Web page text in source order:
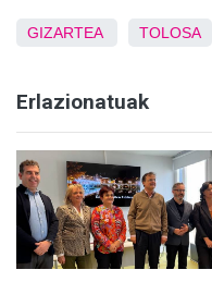
GIZARTEA TOLOSA
Erlazionatuak